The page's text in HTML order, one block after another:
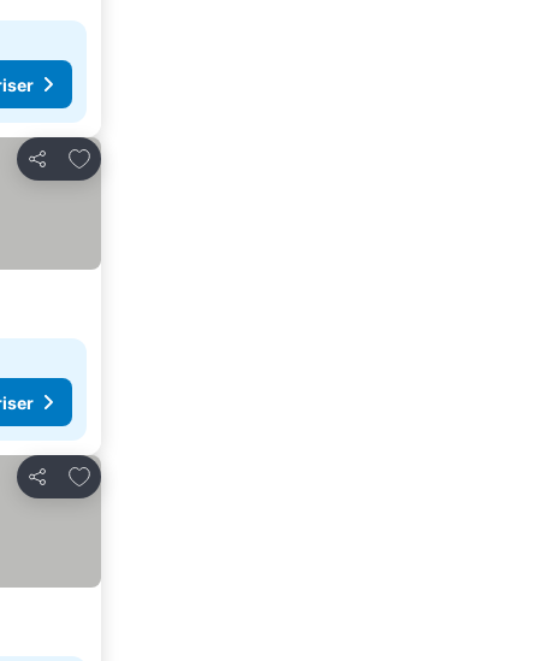
Del
Legg til i favoritter
Del
Legg til i favoritter